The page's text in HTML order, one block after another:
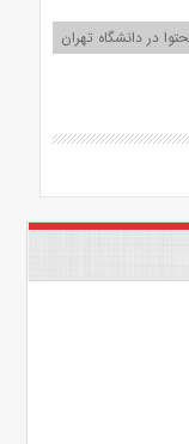
در دانشگاه تهران